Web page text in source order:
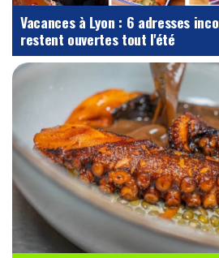
Vacances à Lyon : 6 adresses
restent ouvertes tout l'été